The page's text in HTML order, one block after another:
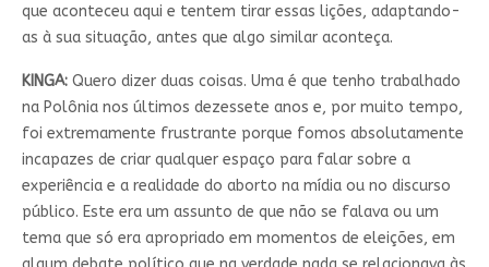
que aconteceu aqui e tentem tirar essas lições, adaptando-
as à sua situação, antes que algo similar aconteça.
KINGA: Quero dizer duas coisas. Uma é que tenho trabalhado
na Polônia nos últimos dezessete anos e, por muito tempo,
foi extremamente frustrante porque fomos absolutamente
incapazes de criar qualquer espaço para falar sobre a
experiência e a realidade do aborto na mídia ou no discurso
público. Este era um assunto de que não se falava ou um
tema que só era apropriado em momentos de eleições, em